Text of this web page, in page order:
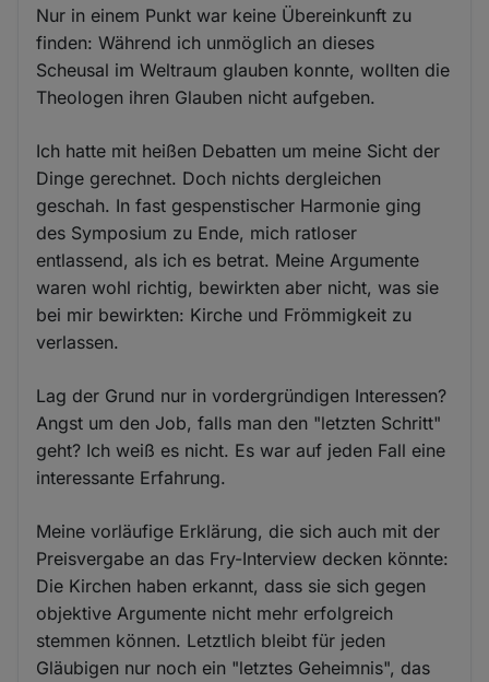
Nur in einem Punkt war keine Übereinkunft zu
finden: Während ich unmöglich an dieses
Scheusal im Weltraum glauben konnte, wollten die
Theologen ihren Glauben nicht aufgeben.
Ich hatte mit heißen Debatten um meine Sicht der
Dinge gerechnet. Doch nichts dergleichen
geschah. In fast gespenstischer Harmonie ging
des Symposium zu Ende, mich ratloser
entlassend, als ich es betrat. Meine Argumente
waren wohl richtig, bewirkten aber nicht, was sie
bei mir bewirkten: Kirche und Frömmigkeit zu
verlassen.
Lag der Grund nur in vordergründigen Interessen?
Angst um den Job, falls man den "letzten Schritt"
geht? Ich weiß es nicht. Es war auf jeden Fall eine
interessante Erfahrung.
Meine vorläufige Erklärung, die sich auch mit der
Preisvergabe an das Fry-Interview decken könnte:
Die Kirchen haben erkannt, dass sie sich gegen
objektive Argumente nicht mehr erfolgreich
stemmen können. Letztlich bleibt für jeden
Gläubigen nur noch ein "letztes Geheimnis", das